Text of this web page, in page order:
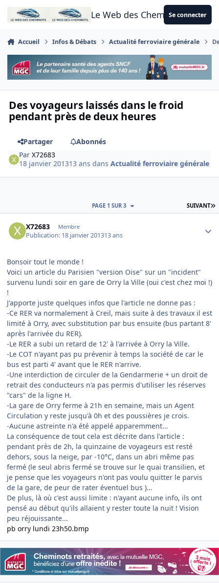
Aller au contenu
Le Web des CheminotsSe connecter
Accueil Infos & Débats Actualité ferroviaire générale
Des voyageurs laissés dans le froid
pendant près de deux heures
Partager
Abonnés
ParX72683
18 janvier 201313 ans dansActualité ferroviaire générale
SUIVANT
PAGE 1 SUR 3
X72683 Membre
Publication: 18 janvier 201313 ans
Bonsoir tout le monde !
Voici un article du Parisien "version Oise" sur un "incident"
survenu lundi soir en gare de Orry la Ville (oui c'est chez moi !)
!
J'apporte juste quelques infos que l'article ne donne pas :
-Ce RER va normalement à Creil, mais suite à des travaux il est
limité à Orry, avec substitution par bus ensuite (bus partant 8'
après l'arrivée du RER).
-Le RER a subi un retard de 12' à l'arrivée à Orry la Ville.
-Le COT n'ayant pas pu prévenir à temps la société de car le
bus est parti 4' avant que le RER n'arrive.
-Une interdiction de circuler de la Gendarmerie + un droit de
retrait des conducteurs n'a pas permis d'utiliser les réserves
"cars" de la ligne H.
-La gare de Orry ferme à 21h en semaine, mais un Agent
Circulation y reste jusqu'à 0h et des poussières je crois.
-Aucune astreinte n'a été appelé apparemment...
La conséquence de tout cela est décrite dans l'article :
pendant près de 2h, la quinzaine de voyageurs est resté
dehors, sous la neige, par -10°C, dans un abri même pas
fermé (le seul abris fermé se trouve sur le quai transilien, et
je pense que les voyageurs n'ont pas voulu quitter le parvis
de la gare, de peur de rater éventuel bus )...
De plus, là où c'est aussi limite : n'ayant aucune info, ils ont
pensé au début qu'ils allaient y rester toute la nuit ! Vision
peu réjouissante...
pb orry lundi 23h50.bmp